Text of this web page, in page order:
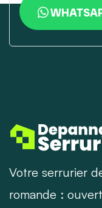
Votre serrurier
romande :